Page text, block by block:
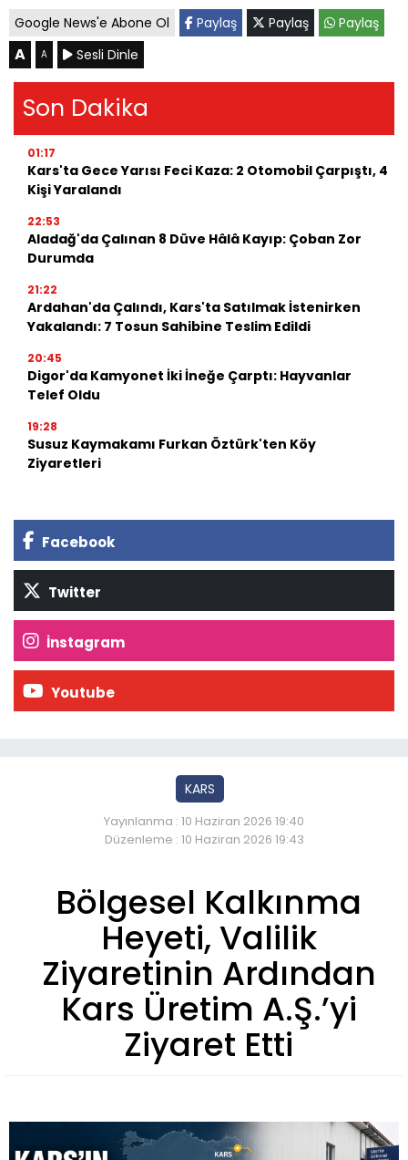
Google News'e Abone Ol
Paylaş Paylaş Paylaş
A A Sesli Dinle
Son Dakika
01:17
Kars'ta Gece Yarısı Feci Kaza: 2 Otomobil Çarpıştı, 4
Kişi Yaralandı
22:53
Aladağ'da Çalınan 8 Düve Hâlâ Kayıp: Çoban Zor
Durumda
21:22
Ardahan'da Çalındı, Kars'ta Satılmak İstenirken
Yakalandı: 7 Tosun Sahibine Teslim Edildi
20:45
Digor'da Kamyonet İki İneğe Çarptı: Hayvanlar
Telef Oldu
19:28
Susuz Kaymakamı Furkan Öztürk'ten Köy
Ziyaretleri
Facebook
Twitter
İnstagram
Youtube
KARS
Yayınlanma : 10 Haziran 2026 19:40
Düzenleme : 10 Haziran 2026 19:43
Bölgesel Kalkınma
Heyeti, Valilik
Ziyaretinin Ardından
Kars Üretim A.Ş.’yi
Ziyaret Etti